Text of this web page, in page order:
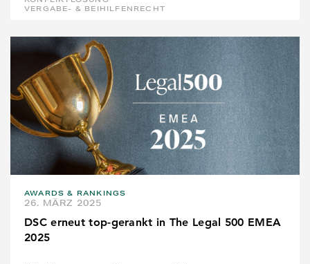
VERGABE- & BEIHILFENRECHT
AWARDS & RANKINGS
26. MÄRZ 2025
DSC erneut top-gerankt in The Legal 500 EMEA
2025